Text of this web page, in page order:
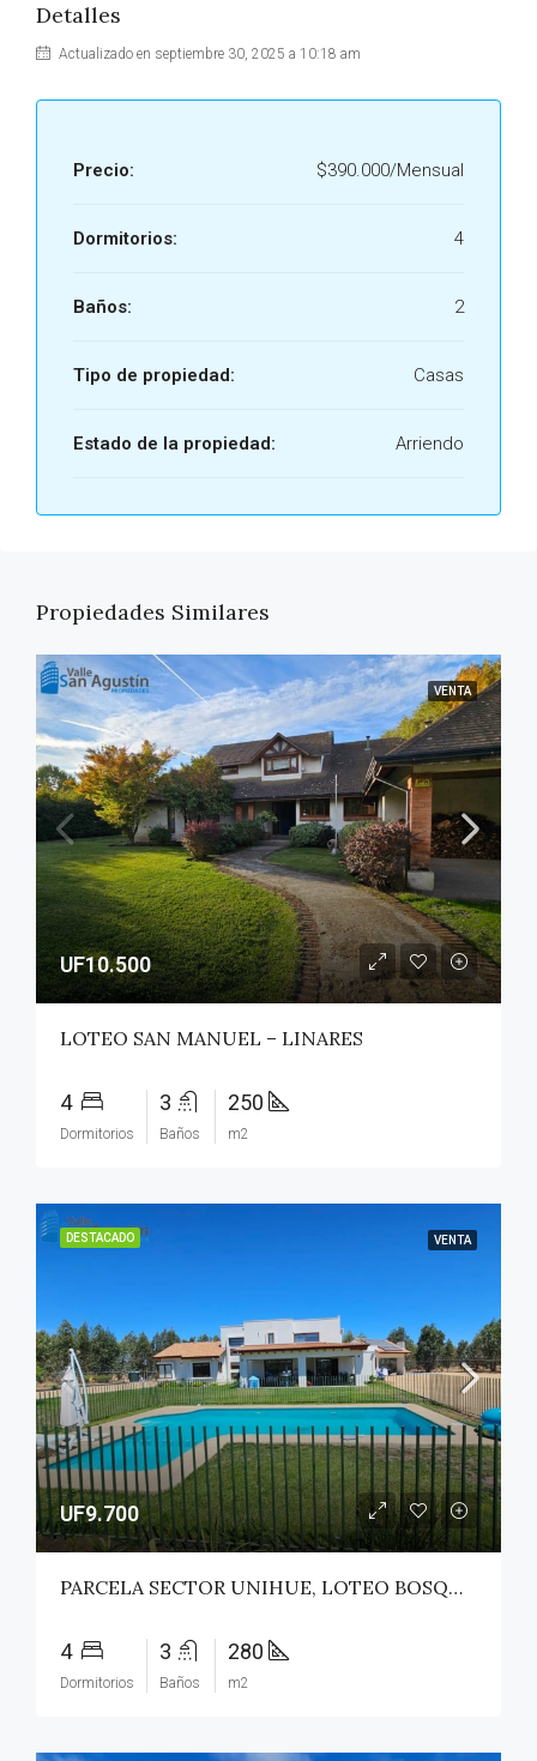
Detalles
Actualizado en septiembre 30, 2025 a 10:18 am
Precio: $390.000/Mensual
Dormitorios: 4
Baños: 2
Tipo de propiedad: Casas
Estado de la propiedad: Arriendo
Propiedades Similares
VENTA
UF10.500
LOTEO SAN MANUEL – LINARES
4
Dormitorios
3
Baños
250
m2
DESTACADO VENTA
UF9.700
PARCELA SECTOR UNIHUE, LOTEO BOSQUES DEL VALLE – MAULE
4
Dormitorios
3
Baños
280
m2